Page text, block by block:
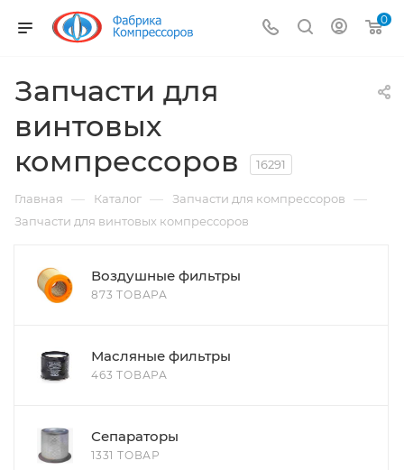
0
Запчасти для
винтовых
компрессоров
16291
Главная — Каталог — Запчасти для компрессоров —
Запчасти для винтовых компрессоров
Воздушные фильтры
873 ТОВАРА
Масляные фильтры
463 ТОВАРА
Сепараторы
1331 ТОВАР